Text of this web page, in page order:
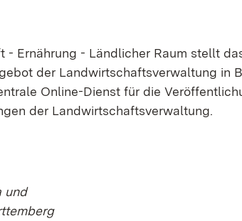
Ernährung - Ländlicher Raum stellt
der Landwirtschaftsverwaltung in
Online-Dienst für die
der Landwirtschaftsverwaltung.
und